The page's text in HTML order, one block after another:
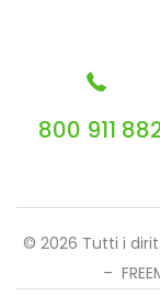
800 911
© 2026 Tutti i
–